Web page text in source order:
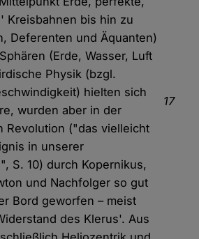
Kreisbahnen bis hin zu
Deferenten und Äquanten)
(Erde, Wasser, Luft
Physik (bzgl.
hielten sich
wurden aber in der
Revolution ("das vielleicht
in unserer
S. 10) durch Kopernikus,
und Nachfolger so gut
Bord geworfen – meist
des Klerus'. Aus
17